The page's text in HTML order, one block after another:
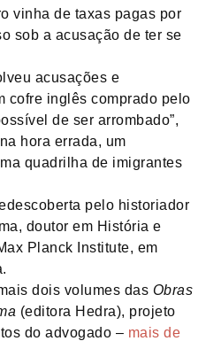
vinha de taxas pagas por
sob a acusação de ter se
acusações e
cofre inglês comprado pelo
de ser arrombado”,
hora errada, um
quadrilha de imigrantes
pelo historiador
doutor em História e
Planck Institute, em
dois volumes das Obras
(editora Hedra), projeto
do advogado – mais de